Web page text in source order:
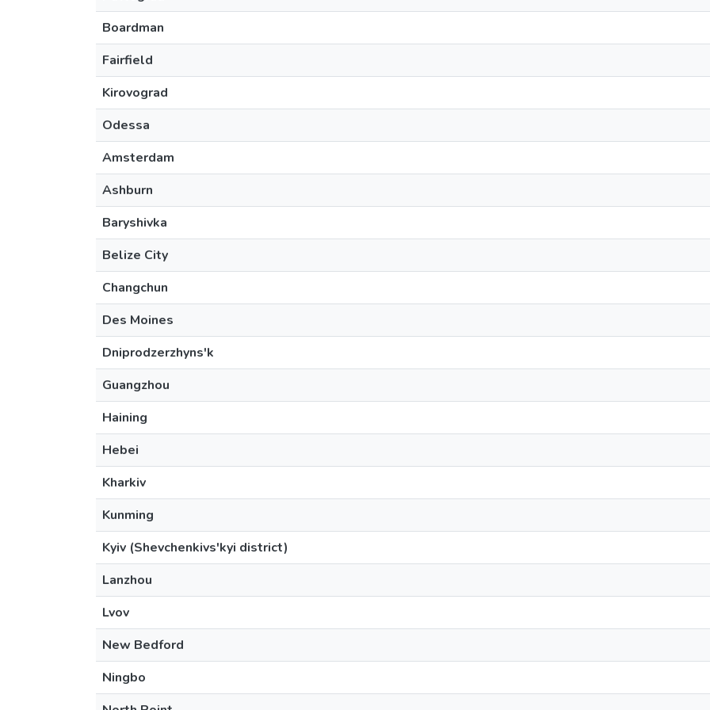
Boardman
Fairfield
Kirovograd
Odessa
Amsterdam
Ashburn
Baryshivka
Belize City
Changchun
Des Moines
Dniprodzerzhyns'k
Guangzhou
Haining
Hebei
Kharkiv
Kunming
Kyiv (Shevchenkivs'kyi district)
Lanzhou
Lvov
New Bedford
Ningbo